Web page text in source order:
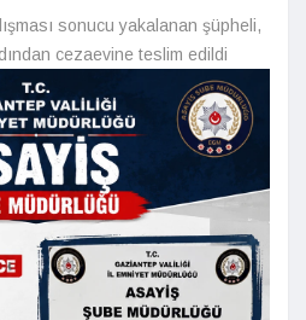
sonucu yakalanan şüpheli,
cezaevine teslim edildi